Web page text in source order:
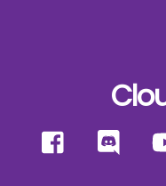
Facebook